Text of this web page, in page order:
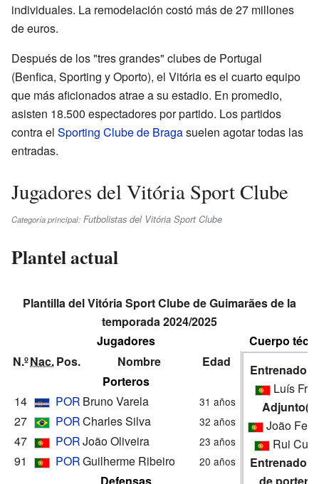
individuales. La remodelación costó más de 27 millones
de euros.
Después de los "tres grandes" clubes de Portugal
(Benfica, Sporting y Oporto), el Vitória es el cuarto equipo
que más aficionados atrae a su estadio. En promedio,
asisten 18.500 espectadores por partido. Los partidos
contra el Sporting Clube de Bragasuelen agotar todas las
entradas.
Jugadores del Vitória Sport Clube
Categoría principal: Futbolistas del Vitória Sport Clube
Plantel actual
Plantilla del Vitória Sport Clube de Guimarães de la
temporada 2024/2025
Jugadores
Cuerpo
N.ºNac.Pos. Nombre
Edad
Porteros
14
POR Bruno Varela 31 años
27 PORCharles Silva 32 años
47 PORJoão Oliveira 23 años
91 PORGuilherme Ribeiro 20 años
Luís
Adjunto(s)
João
Rui